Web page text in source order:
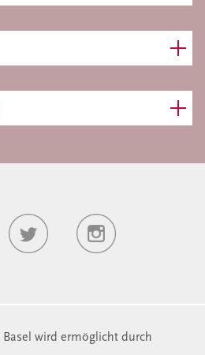
wird ermöglicht durch